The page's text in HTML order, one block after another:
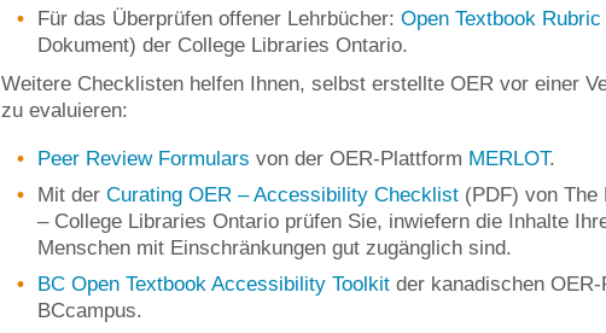
Für das Überprüfen offener Lehrbücher: Open Textbook Rubric
Dokument) der College Libraries Ontario.
Weitere Checklisten helfen Ihnen, selbst erstellte OER vor einer
zu evaluieren:
Peer Review Formulars von der OER-Plattform MERLOT.
Mit der Curating OER – Accessibility Checklist (PDF) von The
– College Libraries Ontario prüfen Sie, inwiefern die Inhalte
Menschen mit Einschränkungen gut zugänglich sind.
BC Open Textbook Accessibility Toolkit der kanadischen
BCcampus.